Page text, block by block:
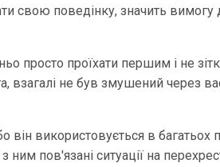
свою поведінку, значить вимогу
просто проїхати першим і не
взагалі не був змушений через
використовується в багатьох
ним пов'язані ситуації на